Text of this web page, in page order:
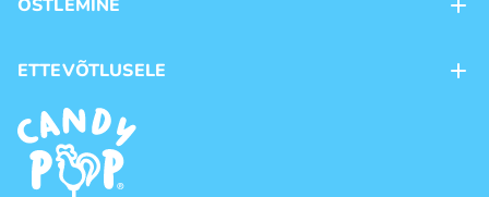
Kauplused
OSTLEMINE
Ostutingimused
Privaatsuspoliitika
ETTEVÕTLUSELE
Frantsiis
Hulgimüük